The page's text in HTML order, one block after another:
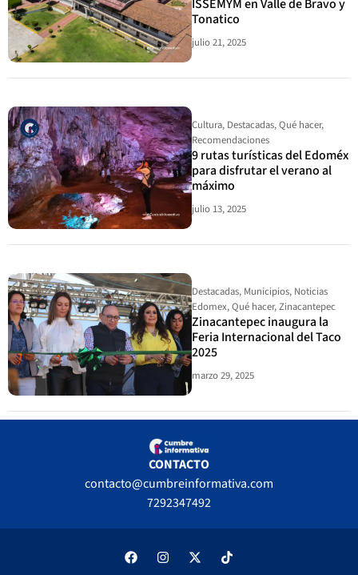
ISSEMYM en Valle de Bravo y
Tonatico
julio 21, 2025
Cultura, Destacadas,Qué hacer,
Recomendaciones
9 rutas turísticas del Edoméx
para disfrutar el verano al
máximo
julio 13, 2025
Destacadas, Municipios, Noticias
Edomex,Qué hacer,Zinacantepec
Zinacantepec inaugura la
Feria Internacional del Taco
2025
marzo 29, 2025
CONTACTO
contacto@cumbreinformativa.com
7292347492